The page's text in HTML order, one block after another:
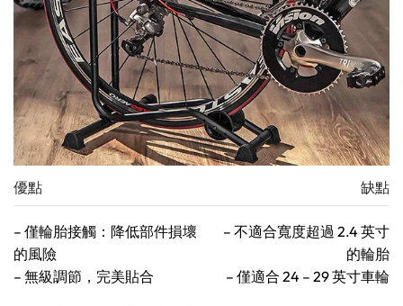
優點 缺點
– 僅輪胎接觸：降低部件損壞
的風險
– 無級調節，完美貼合
– 不適合寬度超過 2.4 英寸
的輪胎
– 僅適合 24 – 29 英寸車輪